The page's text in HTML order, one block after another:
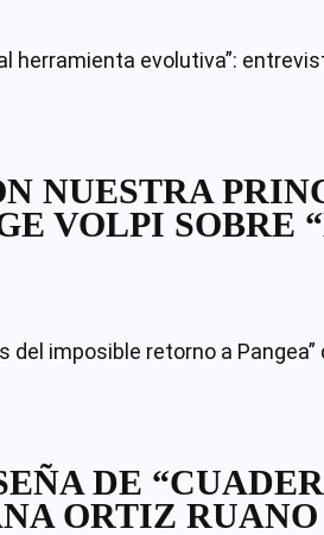
NUESTRA
VOLPI SOBRE
DE
ORTIZ RUANO